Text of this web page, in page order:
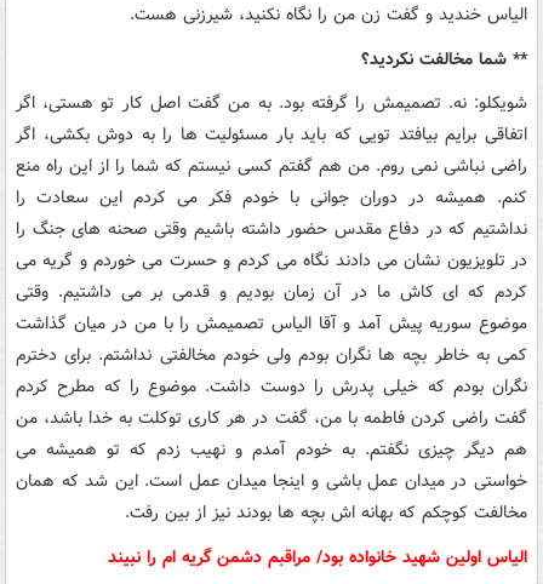
الیاس خندید و گفت زن من را نگاه نکنید، شیرزنی هست.
** شما مخالفت نکردید؟
شویکلو: نه. تصمیمش را گرفته بود. به من گفت اصل کار تو هستی، اگر
اتفاقی برایم بیافتد تویی که باید بار مسئولیت ها را به دوش بکشی، اگر
راضی نباشی نمی روم. من هم گفتم کسی نیستم که شما را از این راه منع
کنم. همیشه در دوران جوانی با خودم فکر می کردم این سعادت را
نداشتیم که در دفاع مقدس حضور داشته باشیم وقتی صحنه های جنگ را
در تلویزیون نشان می دادند نگاه می کردم و حسرت می خوردم و گریه می
کردم که ای کاش ما در آن زمان بودیم و قدمی بر می داشتیم. وقتی
موضوع سوریه پیش آمد و آقا الیاس تصمیمش را با من در میان گذاشت
کمی به خاطر بچه ها نگران بودم ولی خودم مخالفتی نداشتم. برای دخترم
نگران بودم که خیلی پدرش را دوست داشت. موضوع را که مطرح کردم
گفت راضی کردن فاطمه با من، گفت در هر کاری توکلت به خدا باشد، من
هم دیگر چیزی نگفتم. به خودم آمدم و نهیب زدم که تو همیشه می
خواستی در میدان عمل باشی و اینجا میدان عمل است. این شد که همان
مخالفت کوچکم که بهانه اش بچه ها بودند نیز از بین رفت.
الیاس اولین شهید خانواده بود/ مراقبم دشمن گریه ام را نبیند